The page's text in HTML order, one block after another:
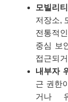
모빌리
저장소,
전통적
중심 보
접근되
내부자
근 권한
거나